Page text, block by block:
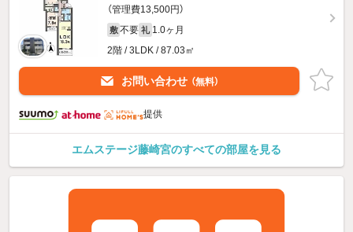
（管理費13,500円）
敷 不要 礼 1.0ヶ月
2階 / 3LDK / 87.03㎡
お問い合わせ （無料）
提供
エムステージ藤崎宮のすべての部屋を見る